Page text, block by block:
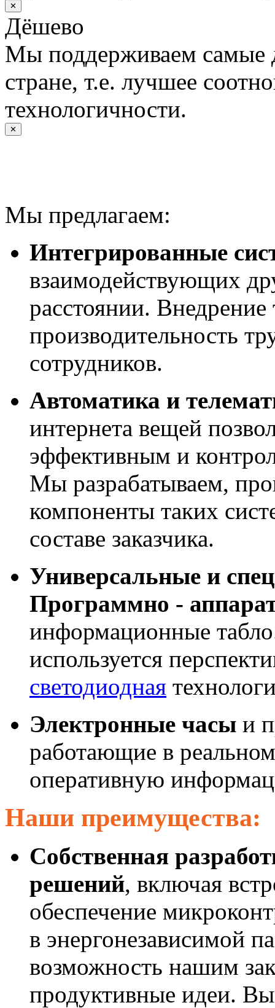
✕
Дёшево
Мы поддерживаем самые
стране, т.е. лучшее
технологичности.
✕
Мы предлагаем:
Интегрированные
взаимодействующих
расстоянии.
производительность
сотрудников.
Автоматика и
интернета вещей
эффективным и
Мы разрабатываем,
компоненты таких
составе заказчика.
Универсальные и
Программно -
информационные
используется
светодиодная
Электронные часы и
работающие в
оперативную
Наши преимущества:
Собственная
решений, включая
обеспечение
в энергонезависимой
возможность нашим
продуктивные идеи.